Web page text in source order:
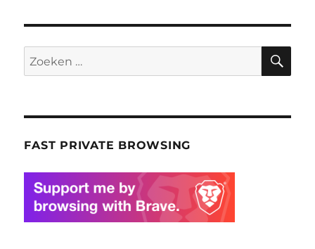
Zoeken
naar:
FAST PRIVATE BROWSING